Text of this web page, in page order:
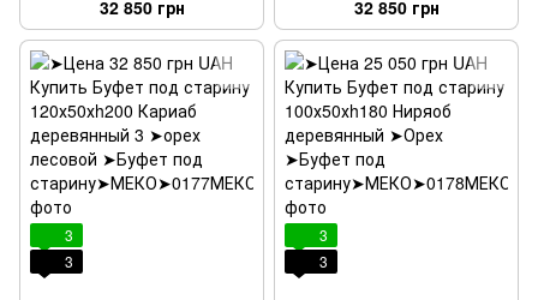
32 850 грн 32 850 грн
3
3
3
3